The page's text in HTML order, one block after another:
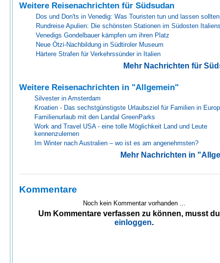
Weitere Reisenachrichten für Südsudan
Dos und Don'ts in Venedig: Was Touristen tun und lassen sollten
Rundreise Apulien: Die schönsten Stationen im Südosten
Venedigs Gondelbauer kämpfen um ihren Platz
Neue Ötzi-Nachbildung in Südtiroler Museum
Härtere Strafen für Verkehrssünder in Italien
Mehr Nachrichten für
Weitere Reisenachrichten in "Allgemein"
Silvester in Amsterdam
Kroatien - Das sechstgünstigste Urlaubsziel für Familien in
Familienurlaub mit den Landal GreenParks
Work and Travel USA - eine tolle Möglichkeit Land und Leute
kennenzulernen
Im Winter nach Australien – wo ist es am angenehmsten?
Mehr Nachrichten in
Kommentare
Noch kein Kommentar vorhanden ...
Um Kommentare verfassen zu können, musst
einloggen.